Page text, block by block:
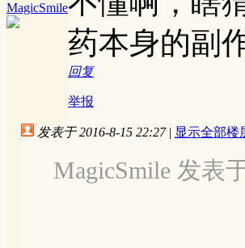
MagicSmile
药本身的副
回复
举报
发表于 2016-8-15 22:27 | 显示全部楼
MagicSmile 发表